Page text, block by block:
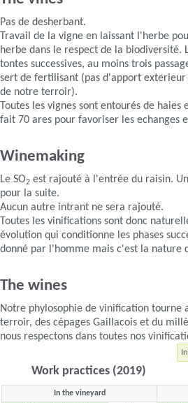
Pas de desherbant.
Travail de la vigne en laissant l'herbe
herbe dans le respect de la biodiversité.
tontes successives, au moins trois
sert de fertilisant (pas d'apport
de notre terroir).
Toutes les vignes sont entourés de
fait 70 ares pour favoriser les echanges
Winemaking
Le SO2 est rajouté à l'entrée du raisin.
pour la suite.
Aucun autre intrant ne sera rajouté.
Toutes les vinifications sont donc
évolution qui conditionne les phases
donné par l'homme mais c'est la nature
The wines
Notre phylosophie de vinification tourne
terroir, des cépages Gaillacois et du
nous respectons dans toutes nos
Work practices (2019)
In the vineyard